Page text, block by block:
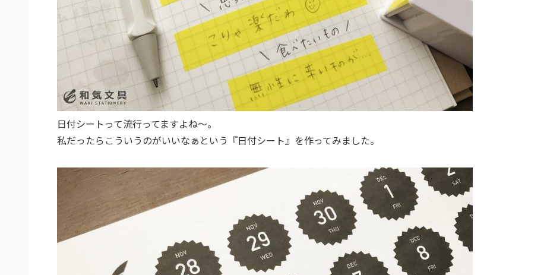
日付シートって流行ってますよね～。
私だったらこういうのがいいなぁという『日付シート』を作ってみました。